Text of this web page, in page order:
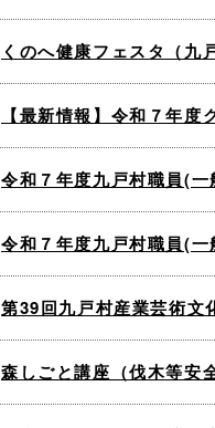
くのへ健康フェスタ（九
【最新情報】令和７年
令和７年度九戸村職員(
令和７年度九戸村職員(
第39回九戸村産業芸術文
森しごと講座（伐木等安